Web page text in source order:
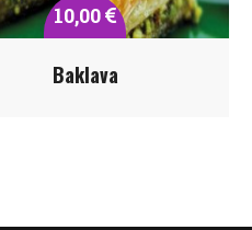
10,00
Baklava